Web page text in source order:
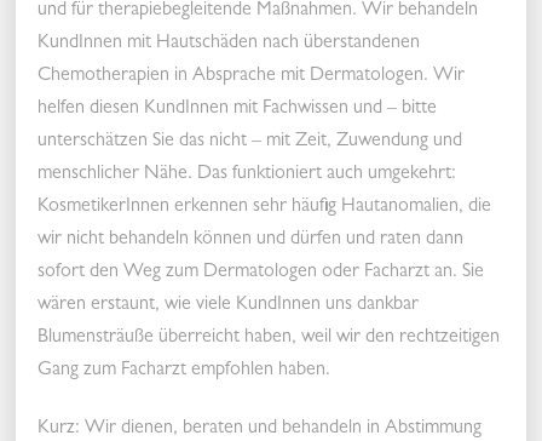
und für therapiebegleitende Maßnahmen. Wir behandeln
KundInnen mit Hautschäden nach überstandenen
Chemotherapien in Absprache mit Dermatologen. Wir
helfen diesen KundInnen mit Fachwissen und – bitte
unterschätzen Sie das nicht – mit Zeit, Zuwendung und
menschlicher Nähe. Das funktioniert auch umgekehrt:
KosmetikerInnen erkennen sehr häufig Hautanomalien, die
wir nicht behandeln können und dürfen und raten dann
sofort den Weg zum Dermatologen oder Facharzt an. Sie
wären erstaunt, wie viele KundInnen uns dankbar
Blumensträuße überreicht haben, weil wir den rechtzeitigen
Gang zum Facharzt empfohlen haben.
Kurz: Wir dienen, beraten und behandeln in Abstimmung